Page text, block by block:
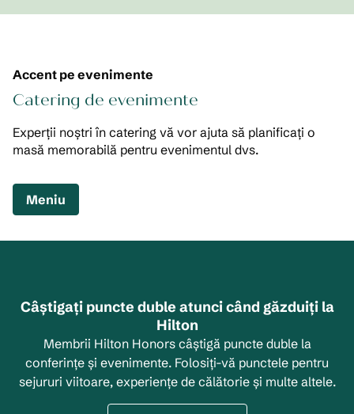
Accent pe evenimente
Catering de evenimente
Experții noștri în catering vă vor ajuta să planificați o
masă memorabilă pentru evenimentul dvs.
Meniu
Câștigați puncte duble atunci când găzduiți la
Hilton
Membrii Hilton Honors câștigă puncte duble la
conferințe și evenimente. Folosiți-vă punctele pentru
sejururi viitoare, experiențe de călătorie și multe altele.